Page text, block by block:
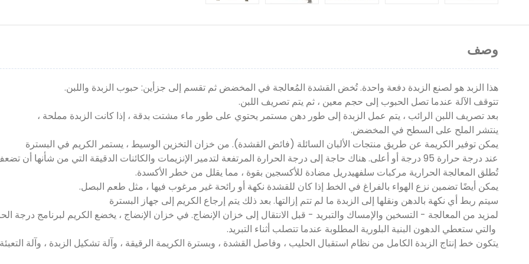
وصف
هذا الزبد هو لصنع الزبدة دفعة واحدة. تُخض القشدة المُعالجة في المخضض ثم تقسم إلى جزأين: حبوب الزبدة واللبن.
تتوقف الآلة عندما تصل الحبوب إلى حجم معين ، ثم يتم تصريف اللبن.
بعد تصريف اللبن الرائب ، يتم عمل الزبدة إلى طور دهن مستمر يحتوي على طور ماء مشتت بدقة ، إذا كانت الزبدة مملحة ،
ينتشر الملح على السطح في المخضض.
يمكن توفير الكريمة عن طريق منتجات الألبان السائلة (فائض القشدة). من خزان التخزين الوسيط ، يستمر الكريم في البسترة
عند درجة حرارة 95 درجة أو أعلى. هناك حاجة إلى درجة الحرارة المرتفعة لتدمير الإنزيمات والكائنات الدقيقة التي من شأنها أن تضعف جودة حفظ الزبدة.
تُطلق المعالجة الحرارية مركبات سلفهيدريل مضادة للأكسجين بقوة ، مما يقلل من خطر الأكسدة.
يمكن أيضًا تضمين نزع الهواء بالفراغ في الخط إذا كان للقشدة نكهة أو رائحة غير مرغوب فيها ، مثل طعم البصل.
سيتم ربط أي نكهة بالدهن ونقلها إلى الزبدة ما لم تتم إزالتها. بعد ذلك يتم إرجاع الكريم إلى جهاز البسترة
لمزيد من المعالجة - التسخين والإمساك والتبريد - قبل الانتقال إلى خزان الإنضاج. في خزان الإنضاج ، يخضع الكريم لبرنامج درجة
والتي ستعطي الدهون البنية البلورية المطلوبة عندما تتصلب أثناء التبريد.
يتكون خط إنتاج الزبدة الكامل من نظام استقبال الحليب ، وفاصل القشدة ، وبسترة الكريمة الرقيقة ، وآلة تشكيل الزبدة ، وآلة